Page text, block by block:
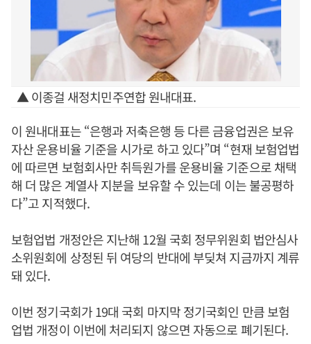
▲ 이종걸 새정치민주연합 원내대표.
이 원내대표는 “은행과 저축은행 등 다른 금융업권은 보유
자산 운용비율 기준을 시가로 하고 있다”며 “현재 보험업법
에 따르면 보험회사만 취득원가를 운용비율 기준으로 채택
해 더 많은 계열사 지분을 보유할 수 있는데 이는 불공평하
다”고 지적했다.
보험업법 개정안은 지난해 12월 국회 정무위원회 법안심사
소위원회에 상정된 뒤 여당의 반대에 부딪쳐 지금까지 계류
돼 있다.
이번 정기국회가 19대 국회 마지막 정기국회인 만큼 보험
업법 개정이 이번에 처리되지 않으면 자동으로 폐기된다.